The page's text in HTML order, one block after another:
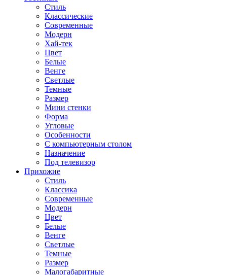
Стиль
Классические
Современные
Модерн
Хай-тек
Цвет
Белые
Венге
Светлые
Темные
Размер
Мини стенки
Форма
Угловые
Особенности
С компьютерным столом
Назначение
Под телевизор
Прихожие
Стиль
Классика
Современные
Модерн
Цвет
Белые
Венге
Светлые
Темные
Размер
Малогабаритные